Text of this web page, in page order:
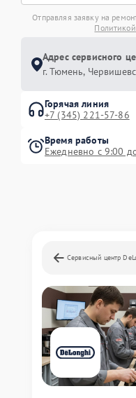
Отправляя заявку на
Адрес сервисного
г. Тюмень,
Горячая линия
+7 (345) 221-57-86
Время работы
Ежедневно с 9:00
Сервисный центр